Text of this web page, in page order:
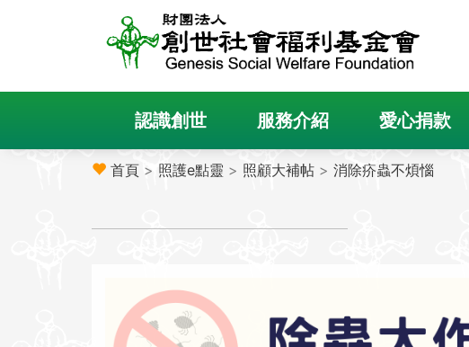
認識創世 服務介紹 愛心捐款
首頁 > 照護e點靈 > 照顧大補帖 > 消除疥蟲不煩惱